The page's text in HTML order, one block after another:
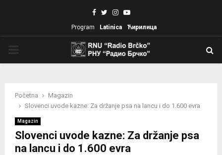
Facebook
TwitterInstagram
Youtube
Program Latinica Ћирилица
Početna
Magazin
Slovenci uvode kazne: Za držanje psa na lancu i do 1.600 evra
Magazin
Slovenci uvode kazne: Za držanje psa
na lancu i do 1.600 evra